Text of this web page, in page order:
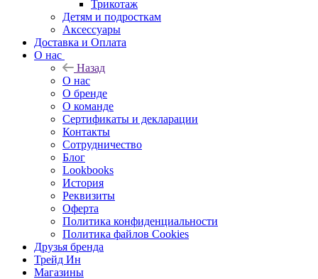
Трикотаж
Детям и подросткам
Аксессуары
Доставка и Оплата
О нас
Назад
О нас
О бренде
О команде
Сертификаты и декларации
Контакты
Сотрудничество
Блог
Lookbooks
История
Реквизиты
Оферта
Политика конфиденциальности
Политика файлов Cookies
Друзья бренда
Трейд Ин
Магазины